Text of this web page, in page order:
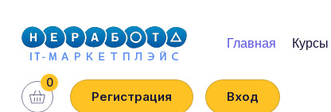
Главная Курсы
0
Регистрация Вход